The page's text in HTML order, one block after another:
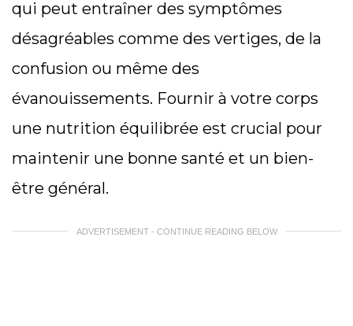
qui peut entraîner des symptômes
désagréables comme des vertiges, de la
confusion ou même des
évanouissements. Fournir à votre corps
une nutrition équilibrée est crucial pour
maintenir une bonne santé et un bien-
être général.
ADVERTISEMENT - CONTINUE READING BELOW